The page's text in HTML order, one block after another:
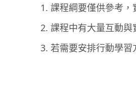
課程綱要僅供參考，
課程中有大量互動與
若需要安排行動學